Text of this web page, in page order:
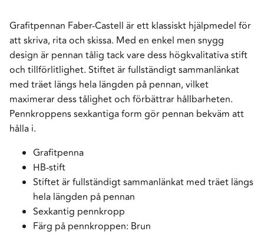
Grafitpennan Faber-Castell är ett klassiskt hjälpmedel för
att skriva, rita och skissa. Med en enkel men snygg
design är pennan tålig tack vare dess högkvalitativa stift
och tillförlitlighet. Stiftet är fullständigt sammanlänkat
med träet längs hela längden på pennan, vilket
maximerar dess tålighet och förbättrar hållbarheten.
Pennkroppens sexkantiga form gör pennan bekväm att
hålla i.
Grafitpenna
HB-stift
Stiftet är fullständigt sammanlänkat med träet längs
hela längden på pennan
Sexkantig pennkropp
Färg på pennkroppen: Brun